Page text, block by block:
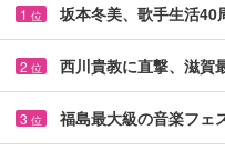
1 位 坂本冬美、歌手生活
2 位 西川貴教に直撃、滋賀
3 位 福島最大級の音楽フ